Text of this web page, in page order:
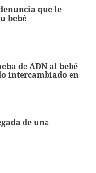
que le
bebé
de ADN al bebé
intercambiado en
de una